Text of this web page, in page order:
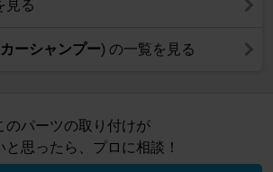
見る
カーシャンプー) の一覧を見る
のパーツの取り付けが
と思ったら、プロに相談！